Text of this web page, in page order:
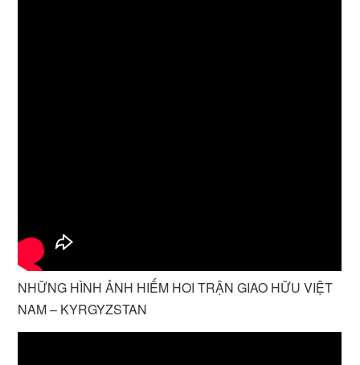
NHỮNG HÌNH ẢNH HIẾM HOI TRẬN GIAO HỮU VIỆT
NAM – KYRGYZSTAN